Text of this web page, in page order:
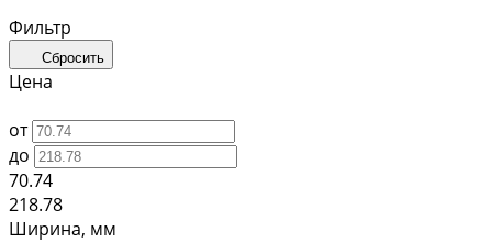
Фильтр
Сбросить
Цена
от
до
70.74
218.78
Ширина, мм